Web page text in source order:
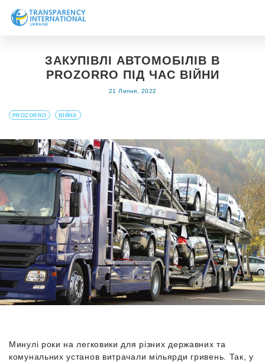
Новини
Напрями роботи
ЗАКУПІВЛІ АВТОМОБІЛІВ В
PROZORRO ПІД ЧАС ВІЙНИ
21 Липня, 2022
PROZORRO ВІЙНА
Минулі роки на легковики для різних державних та
комунальних установ витрачали мільярди гривень. Так, у